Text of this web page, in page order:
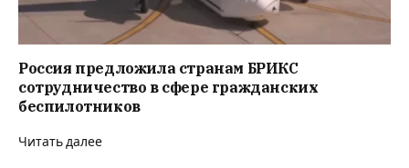
Россия предложила странам БРИКС
сотрудничество в сфере гражданских
беспилотников
Читать далее